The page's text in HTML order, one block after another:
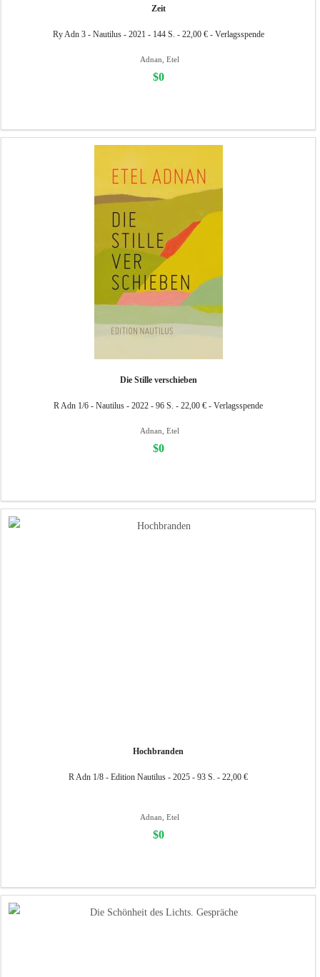
Zeit
Ry Adn 3 - Nautilus - 2021 - 144 S. - 22,00 € - Verlagsspende
Adnan, Etel
$0
Die Stille verschieben
R Adn 1/6 - Nautilus - 2022 - 96 S. - 22,00 € - Verlagsspende
Adnan, Etel
$0
Hochbranden
R Adn 1/8 - Edition Nautilus - 2025 - 93 S. - 22,00 €
Adnan, Etel
$0